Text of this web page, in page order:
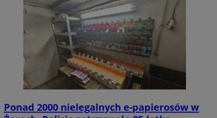
Ponad 2000 nielegalnych e-papierosów w